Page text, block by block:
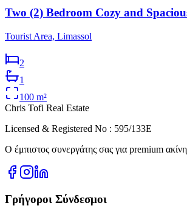
Two (2) Bedroom Cozy and
Tourist Area, Limassol
2
1
100 m²
Chris Tofi Real Estate
Licensed & Registered No : 595/133E
Ο έμπιστος συνεργάτης σας για premium
Γρήγοροι Σύνδεσμοι